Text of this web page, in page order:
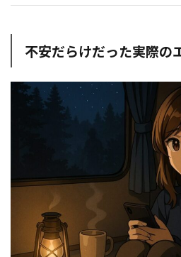
不安だらけだった実際の